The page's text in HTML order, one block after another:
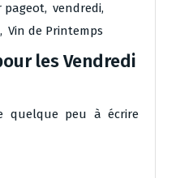
pageot, vendredi,
, Vin de Printemps
les Vendredi
quelque peu à écrire